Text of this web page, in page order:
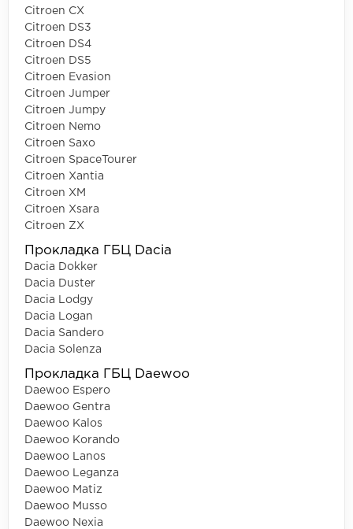
Citroen CX
Citroen DS3
Citroen DS4
Citroen DS5
Citroen Evasion
Citroen Jumper
Citroen Jumpy
Citroen Nemo
Citroen Saxo
Citroen SpaceTourer
Citroen Xantia
Citroen XM
Citroen Xsara
Citroen ZX
Прокладка ГБЦ Dacia
Dacia Dokker
Dacia Duster
Dacia Lodgy
Dacia Logan
Dacia Sandero
Dacia Solenza
Прокладка ГБЦ Daewoo
Daewoo Espero
Daewoo Gentra
Daewoo Kalos
Daewoo Korando
Daewoo Lanos
Daewoo Leganza
Daewoo Matiz
Daewoo Musso
Daewoo Nexia